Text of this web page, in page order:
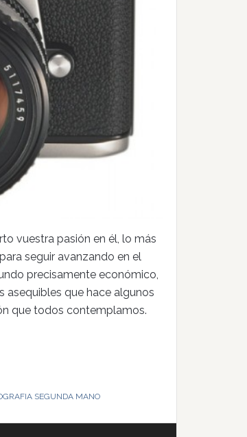
vuestra pasión en él, lo más
seguir avanzando en el
precisamente económico,
asequibles que hace algunos
que todos contemplamos.
SEGUNDA MANO